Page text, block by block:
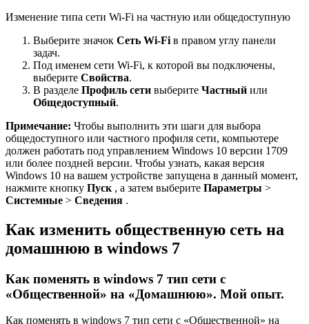
Изменение типа сети Wi-Fi на частную или общедоступную
Выберите значок Сеть Wi-Fi в правом углу панели
задач.
Под именем сети Wi-Fi, к которой вы подключены,
выберите Свойства.
В разделе Профиль сети выберите Частный или
Общедоступный.
Примечание: Чтобы выполнить эти шаги для выбора
общедоступного или частного профиля сети, компьютере
должен работать под управлением Windows 10 версии 1709
или более поздней версии. Чтобы узнать, какая версия
Windows 10 на вашем устройстве запущена в данный момент,
нажмите кнопку Пуск , а затем выберите Параметры >
Системные > Сведения .
Как изменить общественную сеть на
домашнюю в windows 7
Как поменять в windows 7 тип сети с
«Общественной» на «Домашнюю». Мой опыт.
Как поменять в windows 7 тип сети с «Общественной» на